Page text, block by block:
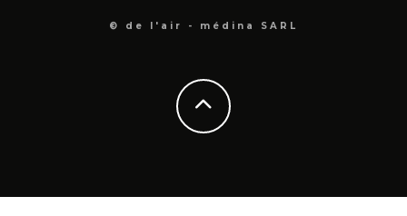
© de l'air - médina SARL